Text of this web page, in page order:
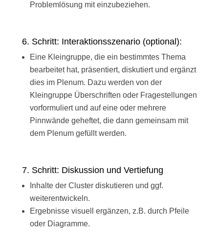
Problemlösung mit einzubeziehen.
6. Schritt: Interaktionsszenario (optional):
Eine Kleingruppe, die ein bestimmtes Thema
bearbeitet hat, präsentiert, diskutiert und ergänzt
dies im Plenum. Dazu werden von der
Kleingruppe Überschriften oder Fragestellungen
vorformuliert und auf eine oder mehrere
Pinnwände geheftet, die dann gemeinsam mit
dem Plenum gefüllt werden.
7. Schritt: Diskussion und Vertiefung
Inhalte der Cluster diskutieren und ggf.
weiterentwickeln.
Ergebnisse visuell ergänzen, z.B. durch Pfeile
oder Diagramme.